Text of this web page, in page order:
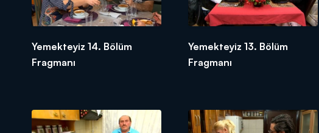
Yemekteyiz 14. Bölüm
Fragmanı
Yemekteyiz 13. Bölüm
Fragmanı